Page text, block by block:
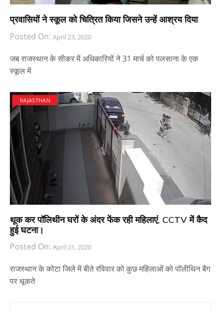
प्रवासियों ने स्कूल को चित्रित किया जिसने उन्हें आश्रय दिया
Posted On: April 23, 2020
जब राजस्थान के सीकर में अधिकारियों ने 31 मार्च को पलसाना के एक
स्कूल में
RAJASTHAN
थूक कर पॉलिथीन घरों के अंदर फेंक रही महिलाएं, CCTV में कैद
हुई घटना।
Posted On: April 21, 2020
राजस्थान के कोटा जिले में बीते रविवार को कुछ महिलाओं को पॉलीथिन बैग
पर थूकते